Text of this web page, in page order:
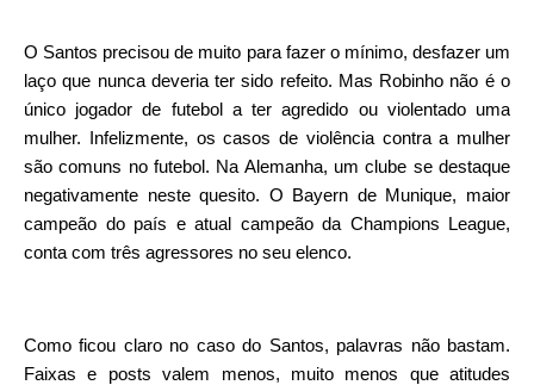
O Santos precisou de muito para fazer o mínimo, desfazer um
laço que nunca deveria ter sido refeito. Mas Robinho não é o
único jogador de futebol a ter agredido ou violentado uma
mulher. Infelizmente, os casos de violência contra a mulher
são comuns no futebol. Na Alemanha, um clube se destaque
negativamente neste quesito. O Bayern de Munique, maior
campeão do país e atual campeão da Champions League,
conta com três agressores no seu elenco.
Como ficou claro no caso do Santos, palavras não bastam.
Faixas e posts valem menos, muito menos que atitudes